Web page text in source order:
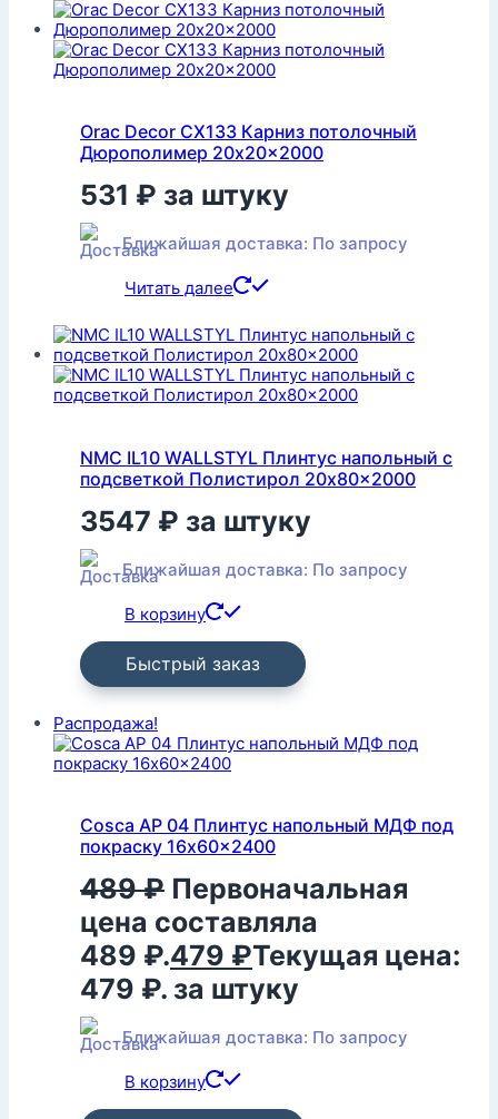
Orac Decor CX133 Карниз потолочный
Дюрополимер 20x20x2000
531 ₽ за штуку
Ближайшая доставка: По запросу
Читать далее
NMC IL10 WALLSTYL Плинтус напольный с
подсветкой Полистирол 20x80x2000
3547 ₽ за штуку
Ближайшая доставка: По запросу
В корзину
Быстрый заказ
Распродажа!
Cosca AP 04 Плинтус напольный МДФ под
покраску 16x60x2400
489₽ Первоначальная
цена составляла
489 ₽.479 ₽Текущая цена:
479 ₽. за штуку
Ближайшая доставка: По запросу
В корзину